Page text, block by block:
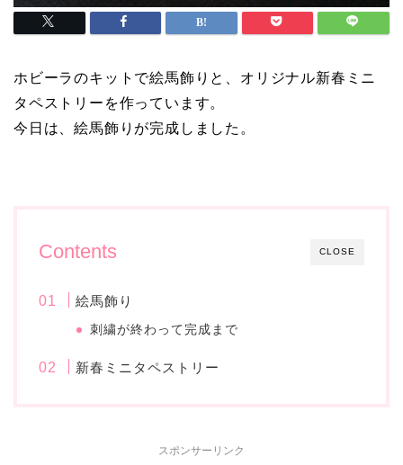
ホビーラのキットで絵馬飾りと、オリジナル新春ミニ
タペストリーを作っています。
今日は、絵馬飾りが完成しました。
CLOSE
Contents
絵馬飾り
刺繍が終わって完成まで
新春ミニタペストリー
スポンサーリンク